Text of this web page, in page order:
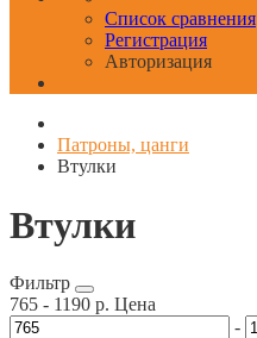
Список сравнения
Регистрация
Авторизация
Патроны, цанги
Втулки
Втулки
Фильтр
765 - 1190 р. Цена
-